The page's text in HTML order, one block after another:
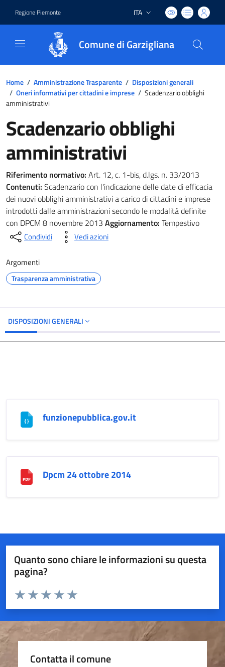
Regione Piemonte Lingua attiva:
ITA
Comune di Garzigliana
Home / Amministrazione Trasparente / Disposizioni generali
/ Oneri informativi per cittadini e imprese / Scadenzario obblighi
amministrativi
Scadenzario obblighi
amministrativi
Riferimento normativo: Art. 12, c. 1-bis, d.lgs. n. 33/2013
Contenuti: Scadenzario con l'indicazione delle date di efficacia
dei nuovi obblighi amministrativi a carico di cittadini e imprese
introdotti dalle amministrazioni secondo le modalità definite
con DPCM 8 novembre 2013 Aggiornamento: Tempestivo
Condividi Vedi azioni
Argomenti
Trasparenza amministrativa
DISPOSIZIONI GENERALI
funzionepubblica.gov.it
Dpcm 24 ottobre 2014
Quanto sono chiare le informazioni su questa
pagina?
Valuta da 1 a 5 stelle la pagina
Valuta 5 stelle su 5
Valuta 4 stelle su 5
Valuta 3 stelle su 5
Valuta 2 stelle su 5
Valuta 1 stelle su 5
Contatta il comune